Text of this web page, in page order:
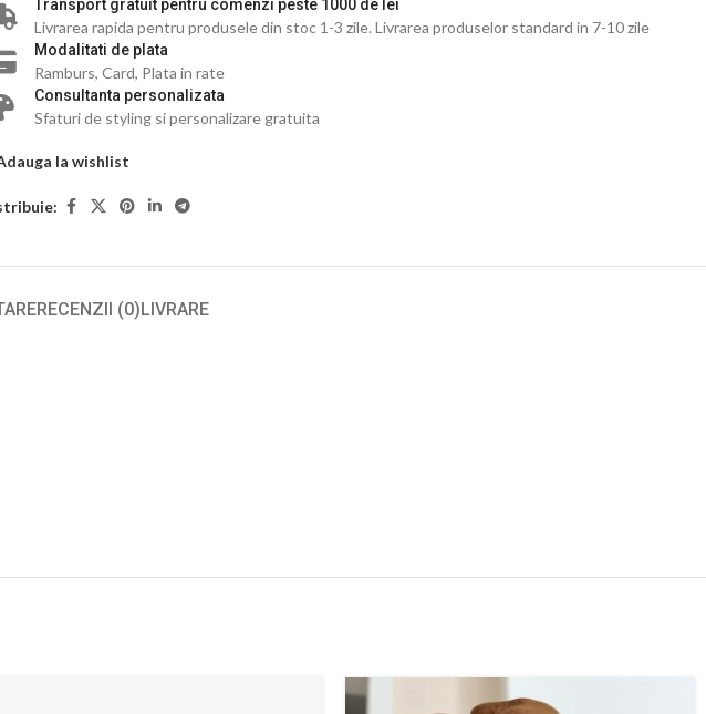
Transport gratuit pentru comenzi peste 1000 de lei
Livrarea rapida pentru produsele din stoc 1-3 zile. Livrarea produselor standard in 7-10 zile
Modalitati de plata
Ramburs, Card, Plata in rate
Consultanta personalizata
Sfaturi de styling si personalizare gratuita
la wishlist
RECENZII (0)LIVRARE